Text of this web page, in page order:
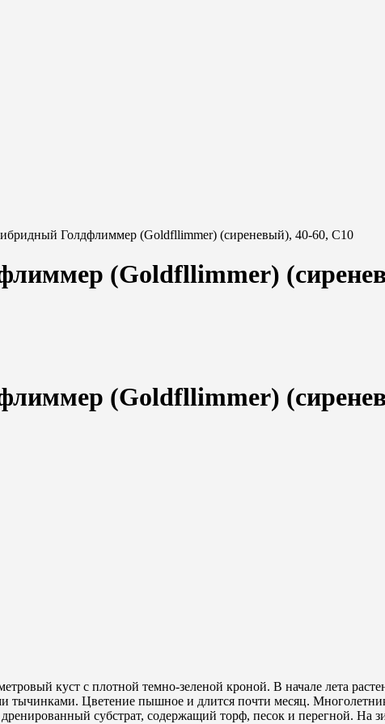
Голдфлиммер (Goldfllimmer) (сиреневый), 40-60, C10
(Goldfllimmer)
(Goldfllimmer)
куст с плотной темно-зеленой кроной. В начале лета
тычинками. Цветение пышное и длится почти месяц.
субстрат, содержащий торф, песок и перегной. На